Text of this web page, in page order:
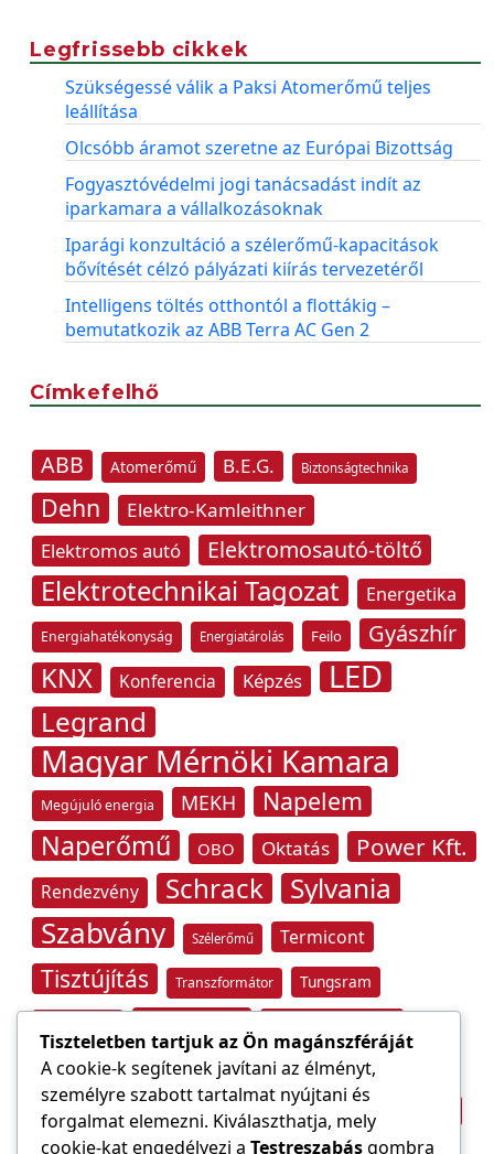
Legfrissebb cikkek
Szükségessé válik a Paksi Atomerőmű teljes
leállítása
Olcsóbb áramot szeretne az Európai Bizottság
Fogyasztóvédelmi jogi tanácsadást indít az
iparkamara a vállalkozásoknak
Iparági konzultáció a szélerőmű-kapacitások
bővítését célzó pályázati kiírás tervezetéről
Intelligens töltés otthontól a flottákig –
bemutatkozik az ABB Terra AC Gen 2
Címkefelhő
ABB Atomerőmű B.E.G. Biztonságtechnika
Dehn
Elektro-Kamleithner
Elektromos autó
Elektromosautó-töltő
Elektrotechnikai Tagozat Energetika
Energiahatékonyság Energiatárolás Feilo Gyászhír
KNX Konferencia Képzés LED
Legrand
Magyar Mérnöki Kamara
Megújuló energia MEKH Napelem
Naperőmű OBO Oktatás Power Kft.
Rendezvény Schrack Sylvania
Szabvány Szélerőmű Termicont
Tisztújítás Transzformátor Tungsram
Villámvédelem
Világítástechnika Áramfogyasztás
Tiszteletben tartjuk az Ön magánszféráját
A cookie-k segítenek javítani az élményt,
személyre szabott tartalmat nyújtani és
forgalmat elemezni. Kiválaszthatja, mely
cookie-kat engedélyezi a Testreszabásgombra